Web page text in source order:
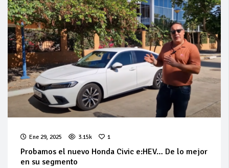
Ene 29, 2025 3.15k 1
Probamos el nuevo Honda Civic e:HEV… De lo mejor
en su segmento